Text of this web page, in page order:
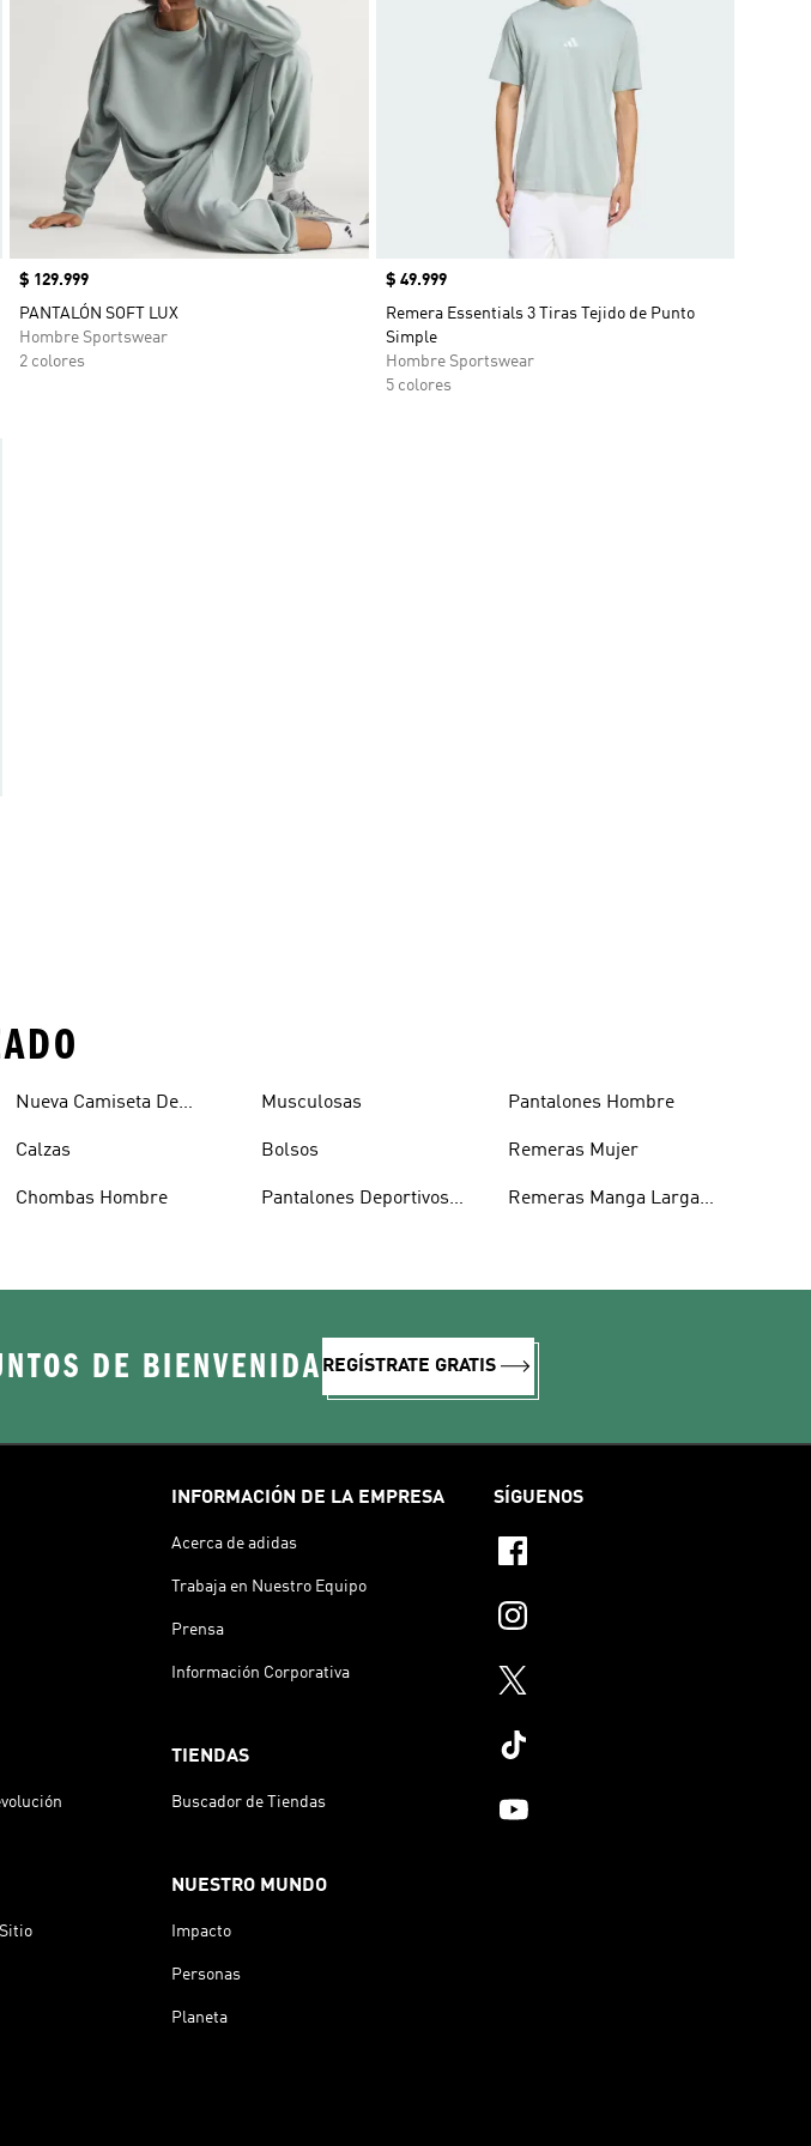
Precio
$ 129.999
PANTALÓN SOFT LUX
Hombre Sportswear
2 colores
Precio
$ 49.999
Remera Essentials 3 Tiras Tejido de Punto
Simple
Hombre Sportswear
5 colores
Nueva Camiseta De
Calzas
Chombas Hombre
Musculosas
Bolsos
Pantalones Deportivos
Pantalones Hombre
Remeras Mujer
Remeras Manga Larga
DE BIENVENIDA REGÍSTRATE GRATIS
INFORMACIÓN DE LA EMPRESA
Acerca de adidas
Trabaja en Nuestro Equipo
Prensa
Información Corporativa
TIENDAS
Buscador de Tiendas
NUESTRO MUNDO
Impacto
Personas
Planeta
SÍGUENOS